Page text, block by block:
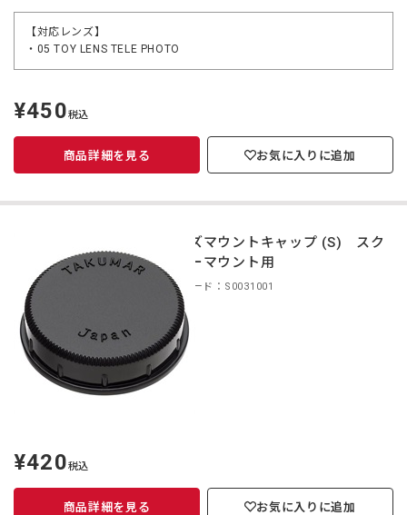
【対応レンズ】
・05 TOY LENS TELE PHOTO
定
価
¥450税込
商品詳細を見る お気に入りに追加
レンズマウントキャップ (S) スク
リューマウント用
商品コード：S0031001
定
価
¥420税込
商品詳細を見る お気に入りに追加